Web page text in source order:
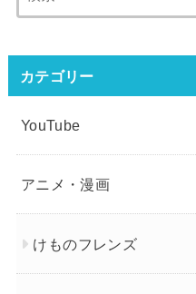
カテゴリー
YouTube
アニメ・漫画
けものフレンズ